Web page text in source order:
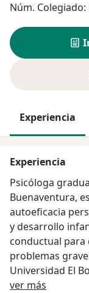
Núm. Colegiado:
Experiencia
Experiencia
Psicóloga
Buenaventura,
autoeficacia
y desarrollo
conductual para
problemas
Universidad El
ver más